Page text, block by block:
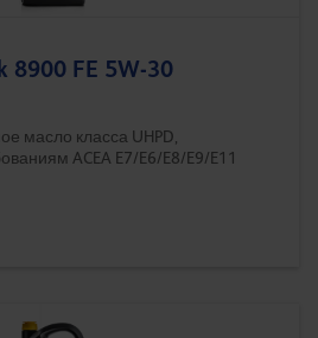
8900 FE 5W-30
масло класса UHPD,
ACEA E7/E6/E8/E9/E11